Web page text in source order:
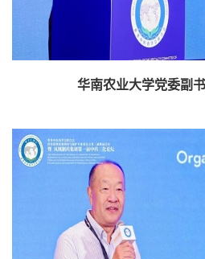
华南农业大学党委副